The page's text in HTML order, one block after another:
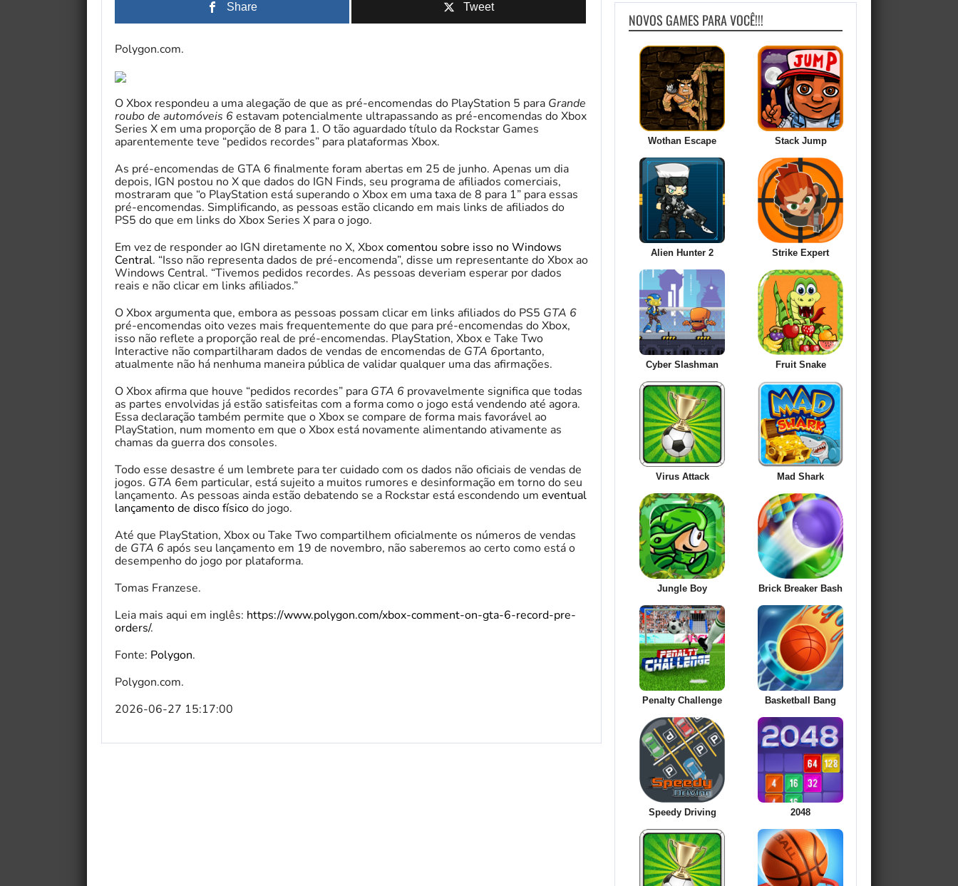
Share Tweet
Polygon.com.
O Xbox respondeu a uma alegação de que as pré-encomendas do PlayStation 5 para Grande
roubo de automóveis 6estavam potencialmente ultrapassando as pré-encomendas do Xbox
Series X em uma proporção de 8 para 1. O tão aguardado título da Rockstar Games
aparentemente teve “pedidos recordes” para plataformas Xbox.
As pré-encomendas de GTA 6 finalmente foram abertas em 25 de junho. Apenas um dia
depois, IGN postou no X que dados do IGN Finds, seu programa de afiliados comerciais,
mostraram que “o PlayStation está superando o Xbox em uma taxa de 8 para 1” para essas
pré-encomendas. Simplificando, as pessoas estão clicando em mais links de afiliados do
PS5 do que em links do Xbox Series X para o jogo.
Em vez de responder ao IGN diretamente no X, Xboxcomentou sobre isso no Windows
Central. “Isso não representa dados de pré-encomenda”, disse um representante do Xbox ao
Windows Central. “Tivemos pedidos recordes. As pessoas deveriam esperar por dados
reais e não clicar em links afiliados.”
O Xbox argumenta que, embora as pessoas possam clicar em links afiliados do PS5 GTA 6
pré-encomendas oito vezes mais frequentemente do que para pré-encomendas do Xbox,
isso não reflete a proporção real de pré-encomendas. PlayStation, Xbox e Take Two
Interactive não compartilharam dados de vendas de encomendas de GTA 6portanto,
atualmente não há nenhuma maneira pública de validar qualquer uma das afirmações.
O Xbox afirma que houve “pedidos recordes” para GTA 6 provavelmente significa que todas
as partes envolvidas já estão satisfeitas com a forma como o jogo está vendendo até agora.
Essa declaração também permite que o Xbox se compare de forma mais favorável ao
PlayStation, num momento em que o Xbox está novamente alimentando ativamente as
chamas da guerra dos consoles.
Todo esse desastre é um lembrete para ter cuidado com os dados não oficiais de vendas de
jogos. GTA 6em particular, está sujeito a muitos rumores e desinformação em torno do seu
lançamento. As pessoas ainda estão debatendo se a Rockstar está escondendo um eventual
lançamento de disco físicodo jogo.
Até que PlayStation, Xbox ou Take Two compartilhem oficialmente os números de vendas
de GTA 6 após seu lançamento em 19 de novembro, não saberemos ao certo como está o
desempenho do jogo por plataforma.
Tomas Franzese.
Leia mais aqui em inglês: https://www.polygon.com/xbox-comment-on-gta-6-record-pre-
orders/.
Fonte: Polygon.
Polygon.com.
2026-06-27 15:17:00
NOVOS GAMES PARA VOCÊ!!!
Wothan Escape Stack Jump
Alien Hunter 2 Strike Expert
Cyber Slashman Fruit Snake
Virus Attack Mad Shark
Jungle Boy Brick Breaker Bash
Penalty Challenge Basketball Bang
Speedy Driving 2048